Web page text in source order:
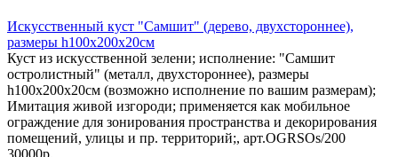
Искусственный куст "Самшит" (дерево, двухстороннее),
размеры h100х200х20см
Куст из искусственной зелени; исполнение: "Самшит
остролистный" (металл, двухстороннее), размеры
h100х200х20см (возможно исполнение по вашим размерам);
Имитация живой изгороди; применяется как мобильное
ограждение для зонирования пространства и декорирования
помещений, улицы и пр. территорий;, арт.OGRSOs/200